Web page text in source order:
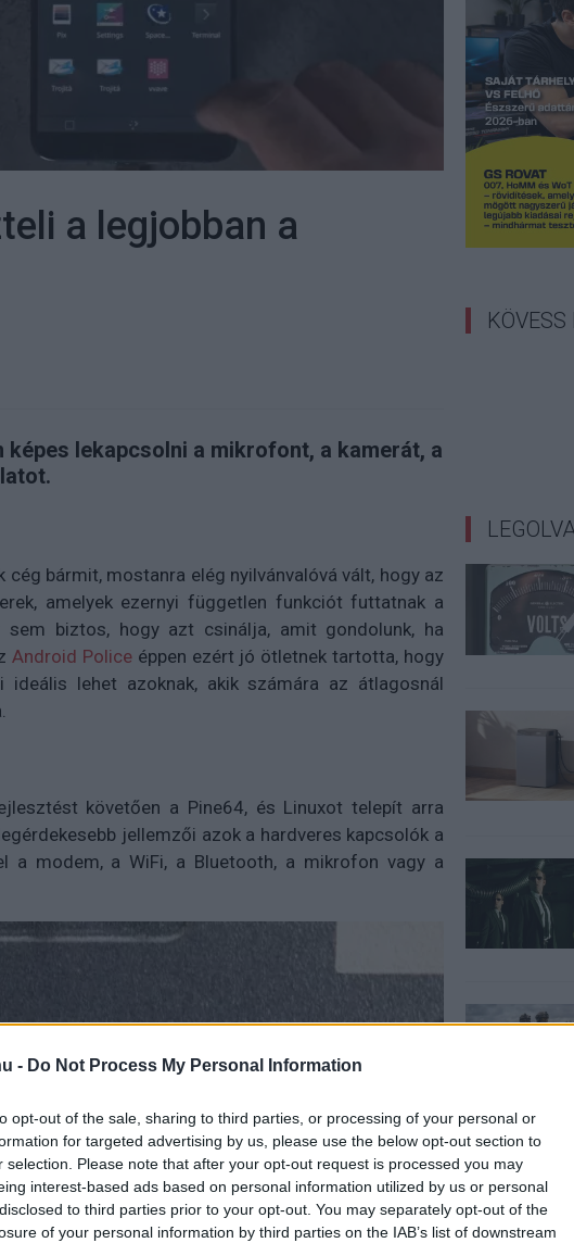
- Do Not Process My Personal Information
opt-out of the sale, sharing to third parties, or processing of your personal or
for targeted advertising by us, please use the below opt-out section to
selection. Please note that after your opt-out request is processed you may
interest-based ads based on personal information utilized by us or personal
to third parties prior to your opt-out. You may separately opt-out of the
of your personal information by third parties on the IAB’s list of downstream
a legjobban a
lekapcsolni a mikrofont, a kamerát, a
bármit, mostanra elég nyilvánvalóvá vált, hogy az
amelyek ezernyi független funkciót futtatnak a
sem biztos, hogy azt csinálja, amit gondolunk, ha
Android Policeéppen ezért jó ötletnek tartotta, hogy
ideális lehet azoknak, akik számára az átlagosnál
követően a Pine64, és Linuxot telepít arra
jellemzői azok a hardveres kapcsolók a
a modem, a WiFi, a Bluetooth, a mikrofon vagy a
KÖVESS